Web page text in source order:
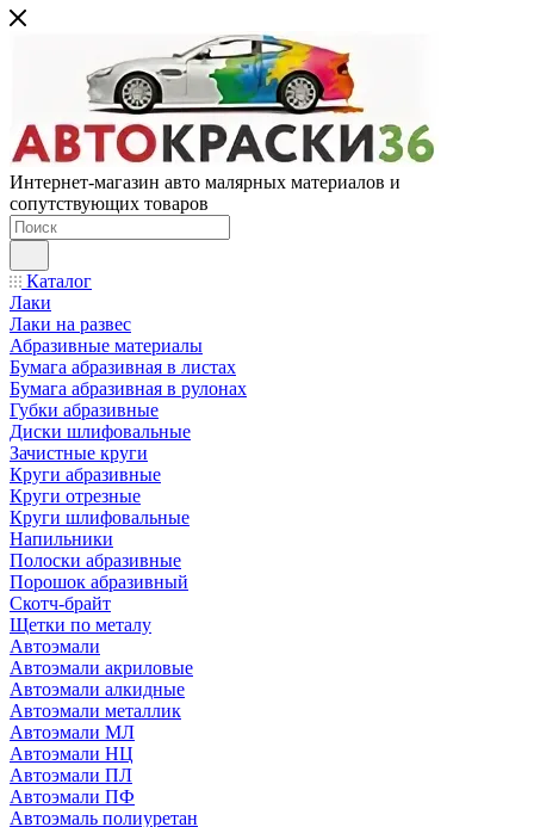
Интернет-магазин авто малярных материалов и
сопутствующих товаров
Каталог
Лаки
Лаки на развес
Абразивные материалы
Бумага абразивная в листах
Бумага абразивная в рулонах
Губки абразивные
Диски шлифовальные
Зачистные круги
Круги абразивные
Круги отрезные
Круги шлифовальные
Напильники
Полоски абразивные
Порошок абразивный
Скотч-брайт
Щетки по металу
Автоэмали
Автоэмали акриловые
Автоэмали алкидные
Автоэмали металлик
Автоэмали МЛ
Автоэмали НЦ
Автоэмали ПЛ
Автоэмали ПФ
Автоэмаль полиуретан